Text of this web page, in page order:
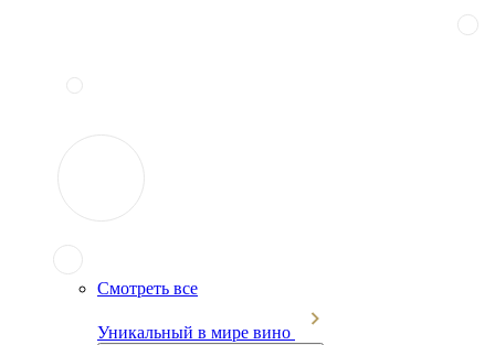
Смотреть все
Уникальный в мире вино